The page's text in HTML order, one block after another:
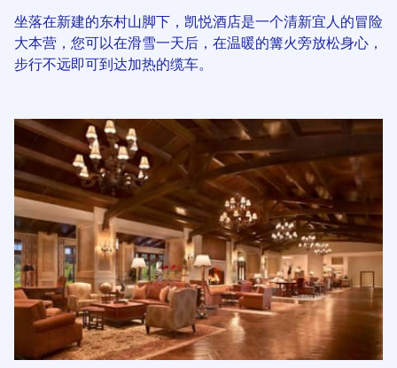
坐落在新建的东村山脚下，凯悦酒店是一个清新宜人的冒险
大本营，您可以在滑雪一天后，在温暖的篝火旁放松身心，
步行不远即可到达加热的缆车。